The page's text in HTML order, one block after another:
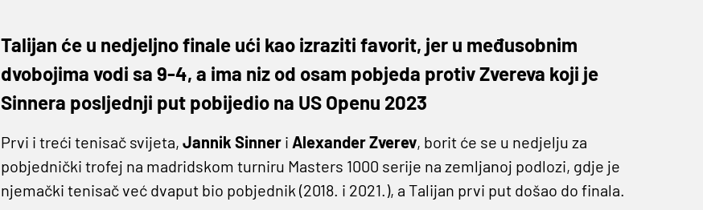
Talijan će u nedjeljno finale ući kao izraziti favorit, jer u međusobnim
dvobojima vodi sa 9-4, a ima niz od osam pobjeda protiv Zvereva koji je
Sinnera posljednji put pobijedio na US Openu 2023
Prvi i treći tenisač svijeta, Jannik Sinneri Alexander Zverev, borit će se u nedjelju za
pobjednički trofej na madridskom turniru Masters 1000 serije na zemljanoj podlozi, gdje je
njemački tenisač već dvaput bio pobjednik (2018. i 2021.), a Talijan prvi put došao do finala.